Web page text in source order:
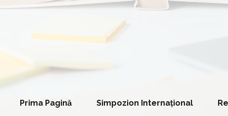
Prima Pagină Simpozion Internațional